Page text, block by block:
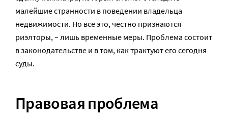
малейшие странности в поведении владельца
недвижимости. Но все это, честно признаются
риэлторы, – лишь временные меры. Проблема состоит
в законодательстве и в том, как трактуют его сегодня
суды.
Правовая проблема